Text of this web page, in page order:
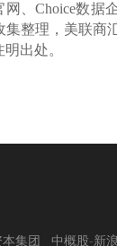
、Choice数据
集整理，美联商
出处。
集团
中概股-新